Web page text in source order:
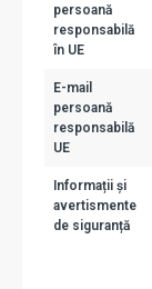
persoană
responsabilă
în UE
E-mail
persoană
responsabilă
UE
Informații și
avertismente
de siguranță